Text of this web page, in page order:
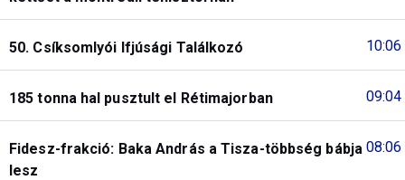
10:06
50. Csíksomlyói Ifjúsági Találkozó
09:04
185 tonna hal pusztult el Rétimajorban
08:06
Fidesz-frakció: Baka András a Tisza-többség bábja
lesz